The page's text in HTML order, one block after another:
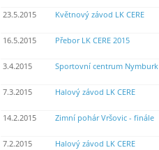
23.5.2015 Květnový závod LK CERE
16.5.2015 Přebor LK CERE 2015
3.4.2015 Sportovní centrum Nymburk
7.3.2015 Halový závod LK CERE
14.2.2015 Zimní pohár Vršovic - finále
7.2.2015 Halový závod LK CERE